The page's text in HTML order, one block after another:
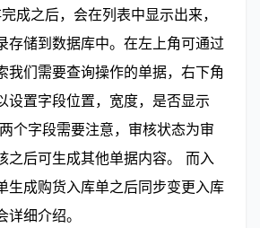
存储到数据库中。在左上角可通过
我们需要查询操作的单据，右下角
设置字段位置，宽度，是否显示
个字段需要注意，审核状态为审
之后可生成其他单据内容。 而入
生成购货入库单之后同步变更入库
细介绍。